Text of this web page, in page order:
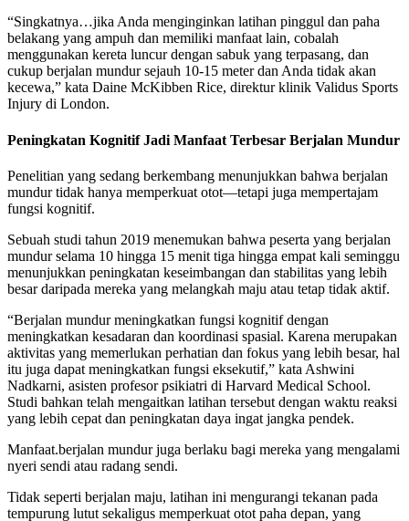
“Singkatnya…jika Anda menginginkan latihan pinggul dan paha
belakang yang ampuh dan memiliki manfaat lain, cobalah
menggunakan kereta luncur dengan sabuk yang terpasang, dan
cukup berjalan mundur sejauh 10-15 meter dan Anda tidak akan
kecewa,” kata Daine McKibben Rice, direktur klinik Validus Sports
Injury di London.
Peningkatan Kognitif Jadi Manfaat Terbesar Berjalan Mundur
Penelitian yang sedang berkembang menunjukkan bahwa berjalan
mundur tidak hanya memperkuat otot—tetapi juga mempertajam
fungsi kognitif.
Sebuah studi tahun 2019 menemukan bahwa peserta yang berjalan
mundur selama 10 hingga 15 menit tiga hingga empat kali seminggu
menunjukkan peningkatan keseimbangan dan stabilitas yang lebih
besar daripada mereka yang melangkah maju atau tetap tidak aktif.
“Berjalan mundur meningkatkan fungsi kognitif dengan
meningkatkan kesadaran dan koordinasi spasial. Karena merupakan
aktivitas yang memerlukan perhatian dan fokus yang lebih besar, hal
itu juga dapat meningkatkan fungsi eksekutif,” kata Ashwini
Nadkarni, asisten profesor psikiatri di Harvard Medical School.
Studi bahkan telah mengaitkan latihan tersebut dengan waktu reaksi
yang lebih cepat dan peningkatan daya ingat jangka pendek.
Manfaat.berjalan mundur juga berlaku bagi mereka yang mengalami
nyeri sendi atau radang sendi.
Tidak seperti berjalan maju, latihan ini mengurangi tekanan pada
tempurung lutut sekaligus memperkuat otot paha depan, yang